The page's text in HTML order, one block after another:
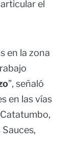
el
en la zona
”, señaló
en las vías